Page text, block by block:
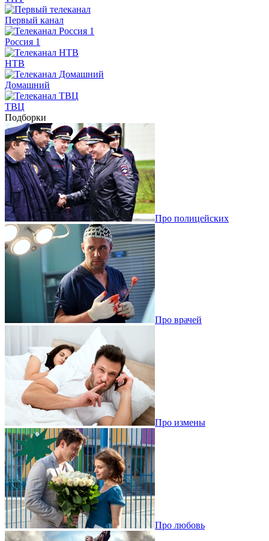
Первый канал
Россия 1
НТВ
Домашний
ТВЦ
Подборки
Про полицейских
Про врачей
Про измены
Про любовь